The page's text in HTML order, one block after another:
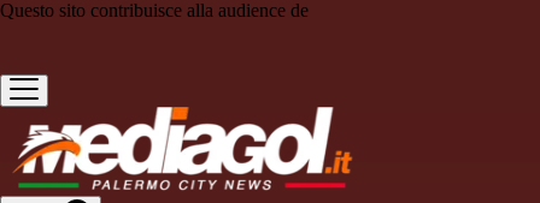
Questo sito contribuisce alla audience de